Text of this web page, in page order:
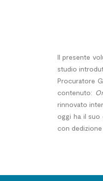
Il presente
studio
Procuratore
contenuto:
rinnovato
oggi ha il suo
con dedizione